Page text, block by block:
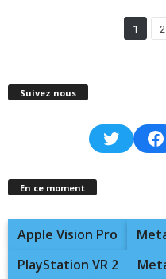
1 2
Suivez nous
Twitter
En ce moment
Apple Vision Pro
PlayStation VR 2